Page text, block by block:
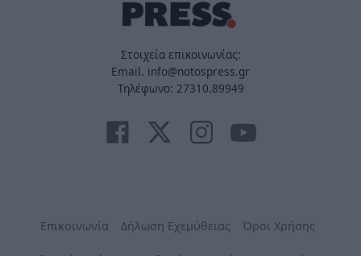
Στοιχεία επικοινωνίας:
Email. info@notospress.gr
Τηλέφωνο: 27310.89949
Επικοινωνία Δήλωση Εχεμύθειας Όροι Χρήσης